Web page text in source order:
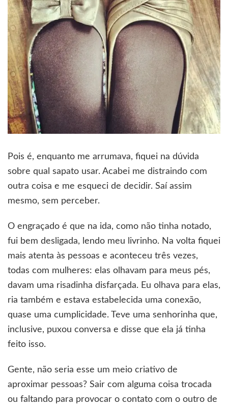
Pois é, enquanto me arrumava, fiquei na dúvida
sobre qual sapato usar. Acabei me distraindo com
outra coisa e me esqueci de decidir. Saí assim
mesmo, sem perceber.
O engraçado é que na ida, como não tinha notado,
fui bem desligada, lendo meu livrinho. Na volta fiquei
mais atenta às pessoas e aconteceu três vezes,
todas com mulheres: elas olhavam para meus pés,
davam uma risadinha disfarçada. Eu olhava para elas,
ria também e estava estabelecida uma conexão,
quase uma cumplicidade. Teve uma senhorinha que,
inclusive, puxou conversa e disse que ela já tinha
feito isso.
Gente, não seria esse um meio criativo de
aproximar pessoas? Sair com alguma coisa trocada
ou faltando para provocar o contato com o outro de